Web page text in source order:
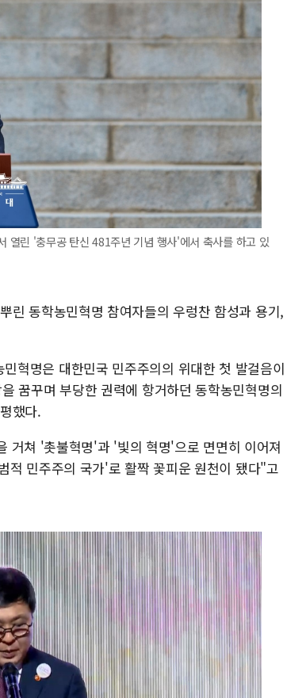
열린 '충무공 탄신 481주년 기념 행사'에서 축사를 하고 있
린 동학농민혁명 참여자들의 우렁찬 함성과 용기,
혁명은 대한민국 민주주의의 위대한 첫 발걸음이
꿈꾸며 부당한 권력에 항거하던 동학농민혁명의
했다.
거쳐 '촛불혁명'과 '빛의 혁명'으로 면면히 이어져
적 민주주의 국가'로 활짝 꽃피운 원천이 됐다"고